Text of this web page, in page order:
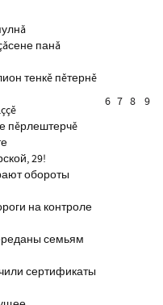
панă
тенкĕ пĕтернĕ
пĕрлештерчĕ
29!
обороты
на контроле
семьям
сертификаты
6 7 8 9